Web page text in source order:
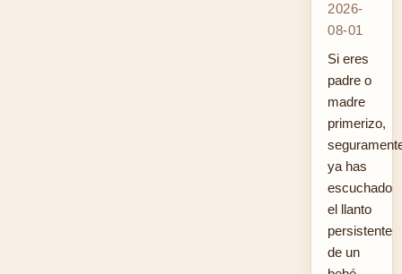
2026-
08-01
Si eres
padre o
madre
primerizo,
ya has
escuchado
el llanto
persistente
de un